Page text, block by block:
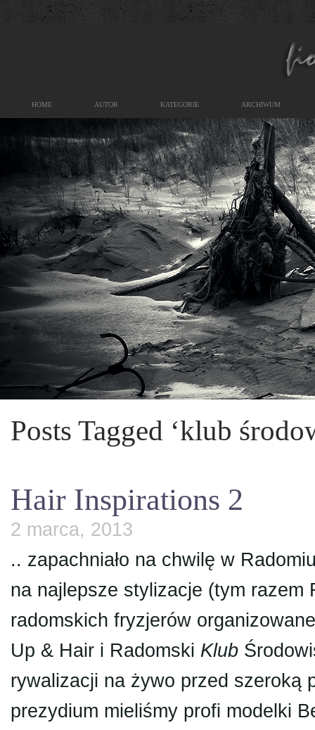
HOME AUTOR KATEGORIE ARCHIWUM
Posts Tagged ‘klub
Hair Inspirations 2
2 marca, 2013
.. zapachniało na chwilę w
na najlepsze stylizacje (tym razem
radomskich fryzjerów
Up & Hair i Radomski Klub
rywalizacji na żywo przed szeroką
prezydium mieliśmy profi modelki